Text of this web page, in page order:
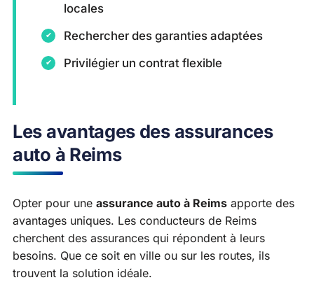
locales
Rechercher des garanties adaptées
Privilégier un contrat flexible
Les avantages des assurances
auto à Reims
Opter pour une assurance auto à Reims apporte des
avantages uniques. Les conducteurs de Reims
cherchent des assurances qui répondent à leurs
besoins. Que ce soit en ville ou sur les routes, ils
trouvent la solution idéale.